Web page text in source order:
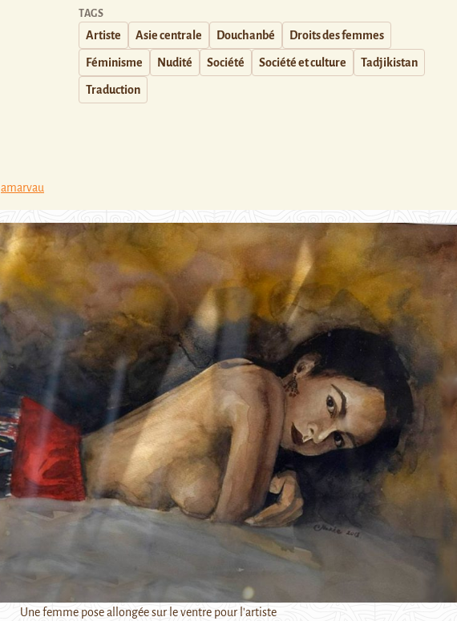
amarvau
TAGS
Artiste Asie centrale Douchanbé Droits des femmes
Féminisme Nudité Société Société et culture Tadjikistan
Traduction
Une femme pose allongée sur le ventre pour l'artiste